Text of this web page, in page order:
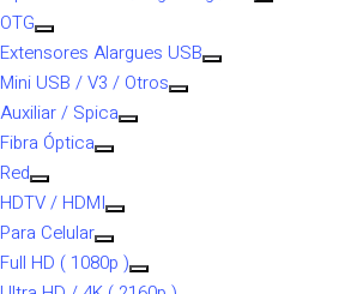
OTG
Extensores Alargues USB
Mini USB / V3 / Otros
Auxiliar / Spica
Fibra Óptica
Red
HDTV / HDMI
Para Celular
Full HD ( 1080p )